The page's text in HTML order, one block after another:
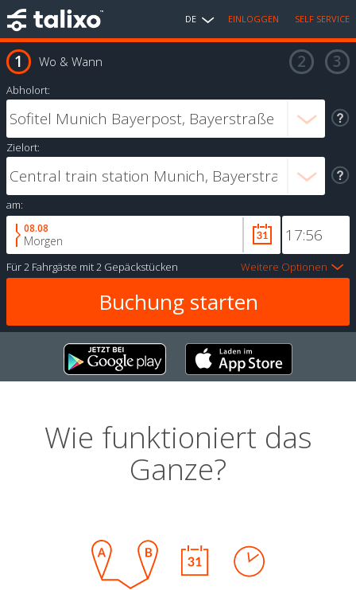
DE EINLOGGEN SELF SERVICE
Wo & Wann
Abholort:
Zielort:
am:
08.08
Morgen
Für2 Fahrgäste mit2 Gepäckstücken Weitere Optionen
Wie funktioniert das
Ganze?